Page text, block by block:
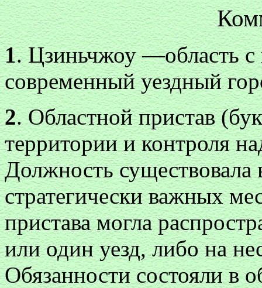
1. Цзиньчжоу —область
современный уездный
2. Областной пристав
территории и контроля
Должность
стратегически важных
пристава могла
или один уезд, либо на
Обязанности состояли в